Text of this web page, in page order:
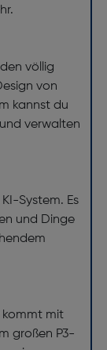
völlig
von
kannst du
verwalten
System. Es
und Dinge
kommt mit
großen P3-